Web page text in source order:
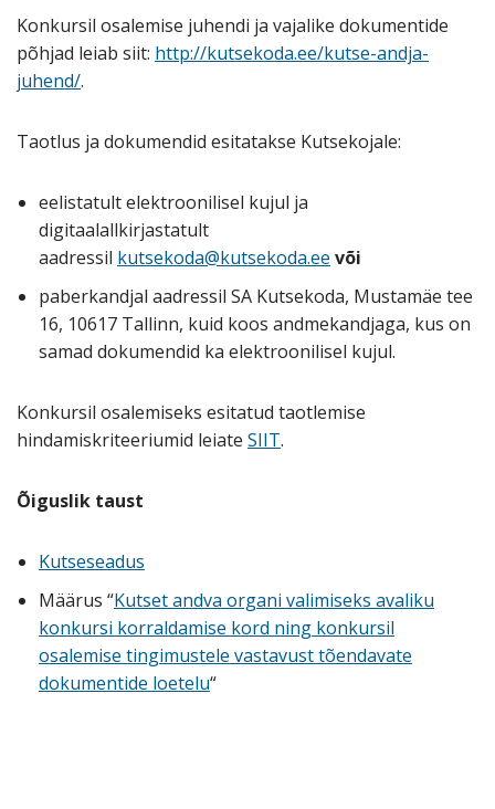
Konkursil osalemise juhendi ja vajalike dokumentide
põhjad leiab siit: http://kutsekoda.ee/kutse-andja-
juhend/.
Taotlus ja dokumendid esitatakse Kutsekojale:
eelistatult elektroonilisel kujul ja
digitaalallkirjastatult
aadressil kutsekoda@kutsekoda.ee või
paberkandjal aadressil SA Kutsekoda, Mustamäe tee
16, 10617 Tallinn, kuid koos andmekandjaga, kus on
samad dokumendid ka elektroonilisel kujul.
Konkursil osalemiseks esitatud taotlemise
hindamiskriteeriumid leiate SIIT.
Õiguslik taust
Kutseseadus
Määrus “Kutset andva organi valimiseks avaliku
konkursi korraldamise kord ning konkursil
osalemise tingimustele vastavust tõendavate
dokumentide loetelu“